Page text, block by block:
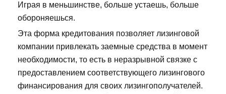
Играя в меньшинстве, больше устаешь, больше
обороняешься.
Эта форма кредитования позволяет лизинговой
компании привлекать заемные средства в момент
необходимости, то есть в неразрывной связке с
предоставлением соответствующего лизингового
финансирования для своих лизингополучателей.